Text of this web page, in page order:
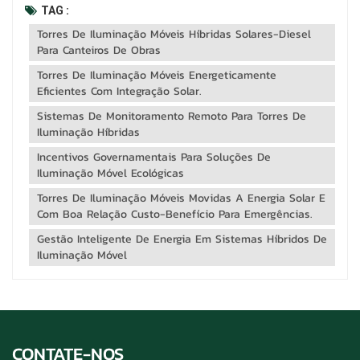
global pela sustentabilidade. Um dos avanços mais
promissores é a integração da energia solar com geradores a
diesel tradicionais. Os sistemas híbridos não apenas
reduzem o consumo de c...
TAG :
Torres De Iluminação Móveis Híbridas Solares-Diesel
Para Canteiros De Obras
Torres De Iluminação Móveis Energeticamente
Eficientes Com Integração Solar.
Sistemas De Monitoramento Remoto Para Torres De
Iluminação Híbridas
Incentivos Governamentais Para Soluções De
Iluminação Móvel Ecológicas
Torres De Iluminação Móveis Movidas A Energia Solar E
Com Boa Relação Custo-Benefício Para Emergências.
Gestão Inteligente De Energia Em Sistemas Híbridos De
Iluminação Móvel
CONTATE-NOS